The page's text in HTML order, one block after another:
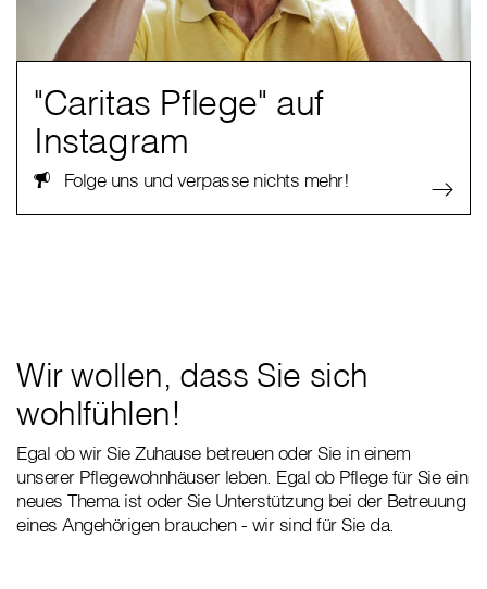
"Caritas Pflege" auf
Instagram
Folge uns und verpasse nichts mehr!
Wir wollen, dass Sie sich
wohlfühlen!
Egal ob wir Sie Zuhause betreuen oder Sie in einem
unserer Pflegewohnhäuser leben. Egal ob Pflege für Sie ein
neues Thema ist oder Sie Unterstützung bei der Betreuung
eines Angehörigen brauchen - wir sind für Sie da.